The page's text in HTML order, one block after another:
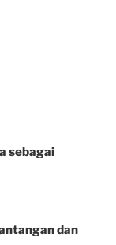
sebagai
dan